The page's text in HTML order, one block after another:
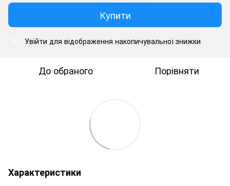
Купити
Увійти для відображення накопичувальної знижки
До обраного Порівняти
Характеристики